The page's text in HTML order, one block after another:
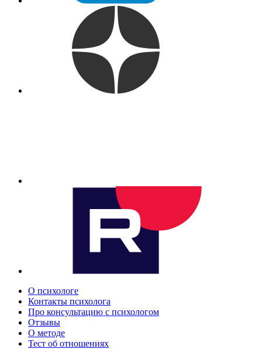
О психологе
Контакты психолога
Про консультацию с психологом
Отзывы
О методе
Тест об отношениях